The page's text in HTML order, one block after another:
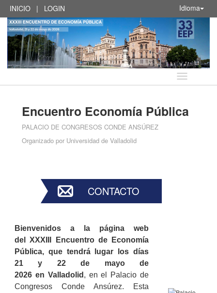
INICIO | LOGIN Idioma
Idioma
Encuentro Economía Pública
PALACIO DE CONGRESOS CONDE ANSÚREZ
Organizado por Universidad de Valladolid
CONTACTO
Bienvenidos a la página web
del XXXIII Encuentro de Economía
Pública, que tendrá lugar los días
21 y 22 de mayo de
2026 en Valladolid , en el Palacio de
Congresos Conde Ansúrez. Esta